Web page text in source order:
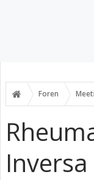
Foren
Inversa